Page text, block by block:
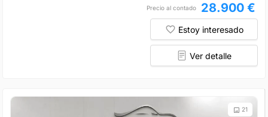
Precio al contado 28.900 €
Estoy interesado
Ver detalle
21